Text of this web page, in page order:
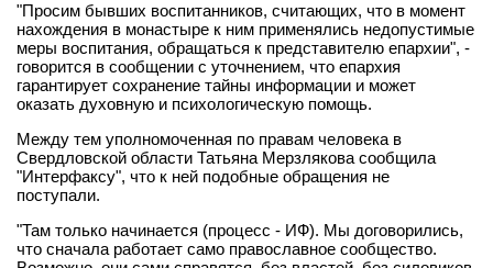
"Просим бывших воспитанников, считающих, что в момент
нахождения в монастыре к ним применялись недопустимые
меры воспитания, обращаться к представителю епархии", -
говорится в сообщении с уточнением, что епархия
гарантирует сохранение тайны информации и может
оказать духовную и психологическую помощь.
Между тем уполномоченная по правам человека в
Свердловской области Татьяна Мерзлякова сообщила
"Интерфаксу", что к ней подобные обращения не
поступали.
"Там только начинается (процесс - ИФ). Мы договорились,
что сначала работает само православное сообщество.